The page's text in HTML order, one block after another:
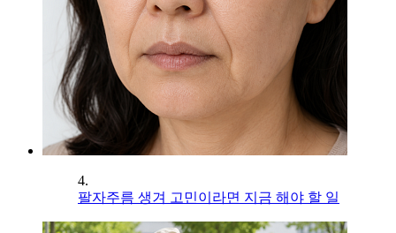
4.
팔자주름 생겨 고민이라면 지금 해야 할 일